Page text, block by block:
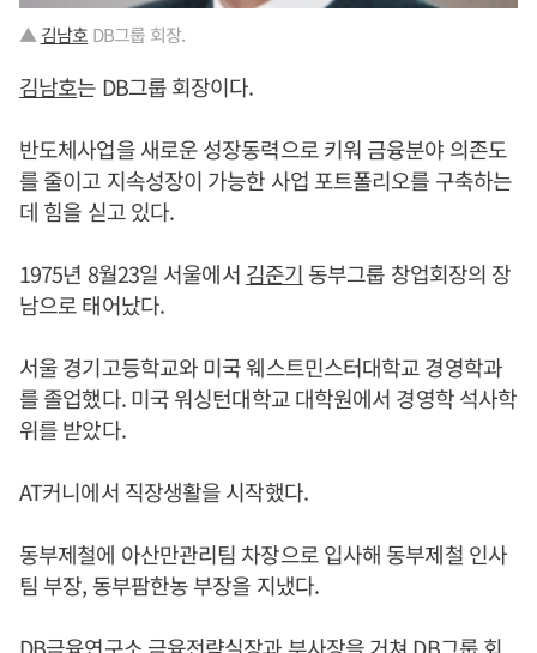
▲ 김남호 DB그룹 회장.
김남호는 DB그룹 회장이다.
반도체사업을 새로운 성장동력으로 키워 금융분야 의존도
를 줄이고 지속성장이 가능한 사업 포트폴리오를 구축하는
데 힘을 싣고 있다.
1975년 8월23일 서울에서 김준기 동부그룹 창업회장의 장
남으로 태어났다.
서울 경기고등학교와 미국 웨스트민스터대학교 경영학과
를 졸업했다. 미국 워싱턴대학교 대학원에서 경영학 석사학
위를 받았다.
AT커니에서 직장생활을 시작했다.
동부제철에 아산만관리팀 차장으로 입사해 동부제철 인사
팀 부장, 동부팜한농 부장을 지냈다.